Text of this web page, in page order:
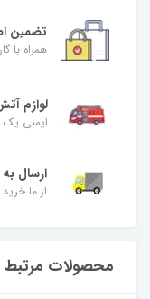
تضمین
همراه با
لوازم
ایمنی یک
ارسال
از ما خرید
محصولات مرتبط